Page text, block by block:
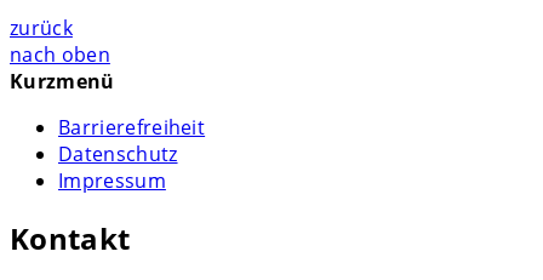
zurück
nach oben
Kurzmenü
Barrierefreiheit
Datenschutz
Impressum
Kontakt